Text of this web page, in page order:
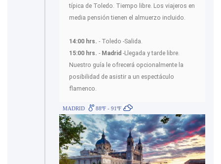
típica de Toledo. Tiempo libre. Los viajeros en
media pensión tienen el almuerzo incluido.
14:00 hrs. - Toledo -Salida.
15:00 hrs. - Madrid -Llegada y tarde libre.
Nuestro guía le ofrecerá opcionalmente la
posibilidad de asistir a un espectáculo
flamenco.
MADRID 88ºF - 91ºF